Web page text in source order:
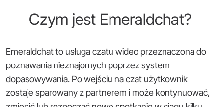
Czym jest Emeraldchat?
Emeraldchat to usługa czatu wideo przeznaczona do
poznawania nieznajomych poprzez system
dopasowywania. Po wejściu na czat użytkownik
zostaje sparowany z partnerem i może kontynuować,